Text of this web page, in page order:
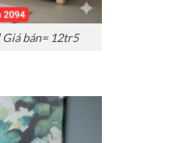
Giá bán= 12tr5